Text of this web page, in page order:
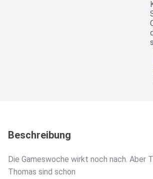
Beschreibung
Die Gameswoche wirkt noch nach. Aber
Thomas sind schon